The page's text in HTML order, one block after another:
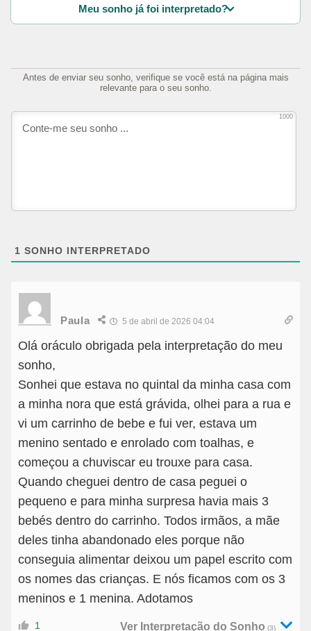
Meu sonho já foi interpretado?
Antes de enviar seu sonho, verifique se você está na página mais
relevante para o seu sonho.
1000
1 SONHO INTERPRETADO
Paula 5 de abril de 2026 04:04
Olá oráculo obrigada pela interpretação do meu
sonho,
Sonhei que estava no quintal da minha casa com
a minha nora que está grávida, olhei para a rua e
vi um carrinho de bebe e fui ver, estava um
menino sentado e enrolado com toalhas, e
começou a chuviscar eu trouxe para casa.
Quando cheguei dentro de casa peguei o
pequeno e para minha surpresa havia mais 3
bebés dentro do carrinho. Todos irmãos, a mãe
deles tinha abandonado eles porque não
conseguia alimentar deixou um papel escrito com
os nomes das crianças. E nós ficamos com os 3
meninos e 1 menina. Adotamos
1 Ver Interpretação do Sonho (3)